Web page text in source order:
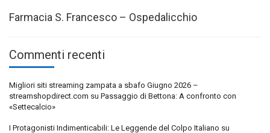
Farmacia S. Francesco – Ospedalicchio
Commenti recenti
Migliori siti streaming zampata a sbafo Giugno 2026 –
streamshopdirect.com su Passaggio di Bettona: A confronto con
«Settecalcio»
I Protagonisti Indimenticabili: Le Leggende del Colpo Italiano su